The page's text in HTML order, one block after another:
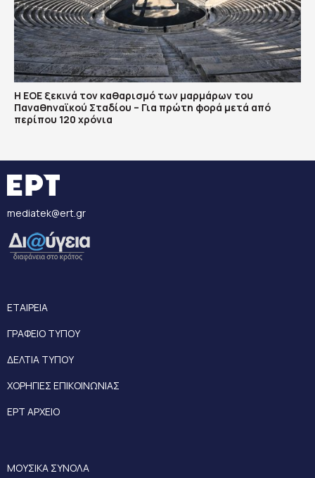
Η ΕΟΕ ξεκινά τον καθαρισμό των μαρμάρων του
Παναθηναϊκού Σταδίου – Για πρώτη φορά μετά από
περίπου 120 χρόνια
mediatek@ert.gr
ΕΤΑΙΡΕΙΑ
ΓΡΑΦΕΙΟ ΤΥΠΟΥ
ΔΕΛΤΙΑ ΤΥΠΟΥ
ΧΟΡΗΓΙΕΣ ΕΠΙΚΟΙΝΩΝΙΑΣ
ΕΡΤ ΑΡΧΕΙΟ
ΜΟΥΣΙΚΑ ΣΥΝΟΛΑ